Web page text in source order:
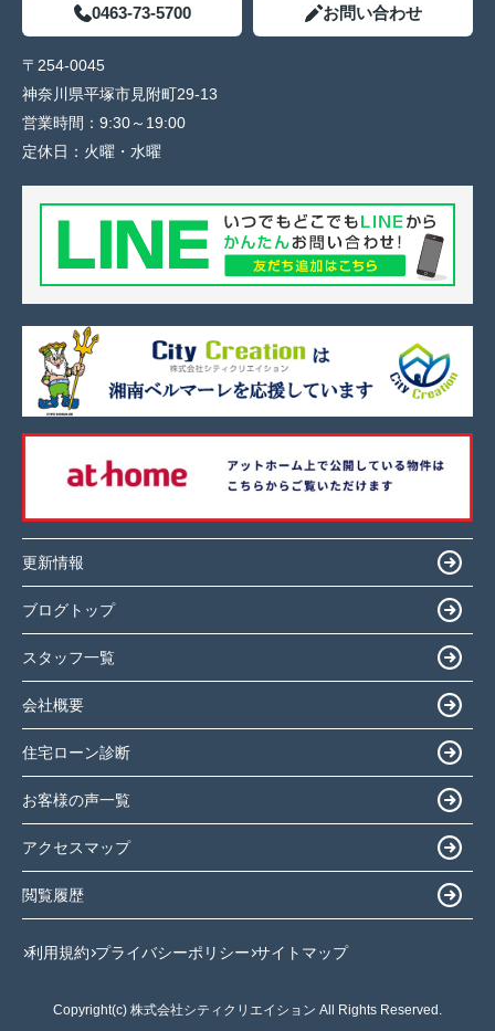
0463-73-5700 お問い合わせ
〒254-0045
神奈川県平塚市見附町29-13
営業時間： 9:30～19:00
定休日： 火曜・水曜
更新情報
ブログトップ
スタッフ一覧
会社概要
住宅ローン診断
お客様の声一覧
アクセスマップ
閲覧履歴
利用規約 プライバシーポリシー サイトマップ
Copyright(c) 株式会社シティクリエイション All Rights Reserved.